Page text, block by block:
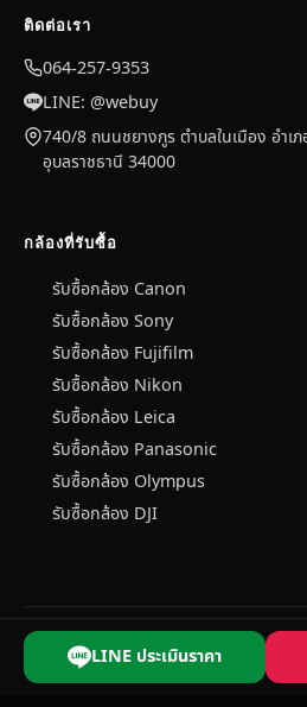
ติดต่อเรา
064-257-9353
LINE: @webuy
740/8 ถนนชยางกูร ตำบลในเมือง อำเ
อุบลราชธานี 34000
กล้องที่รับซื้อ
รับซื้อกล้อง Canon
รับซื้อกล้อง Sony
รับซื้อกล้อง Fujifilm
รับซื้อกล้อง Nikon
รับซื้อกล้อง Leica
รับซื้อกล้อง Panasonic
รับซื้อกล้อง Olympus
รับซื้อกล้อง DJI
© 2026 รับซื้อกล้องมือสอง — บริษัท อำพล เท
รับซื้อกล้องมือสอง Leica · Olympus · Canon
LINE ประเมินราคา